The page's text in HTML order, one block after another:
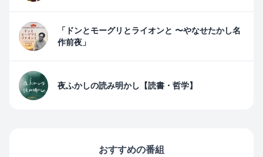
「ドンとモーグリとライオンと 〜やなせたかし名
作前夜」
夜ふかしの読み明かし【読書・哲学】
おすすめの番組